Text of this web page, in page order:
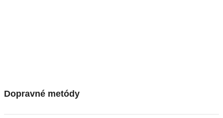
Dopravné metódy